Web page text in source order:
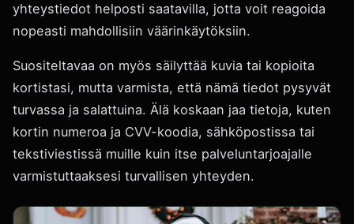
yhteystiedot helposti saatavilla, jotta voit reagoida
nopeasti mahdollisiin väärinkäytöksiin.
Suositeltavaa on myös säilyttää kuvia tai kopioita
kortistasi, mutta varmista, että nämä tiedot pysyvät
turvassa ja salattuina. Älä koskaan jaa tietoja, kuten
kortin numeroa ja CVV-koodia, sähköpostissa tai
tekstiviestissä muille kuin itse palveluntarjoajalle
varmistuttaaksesi turvallisen yhteyden.